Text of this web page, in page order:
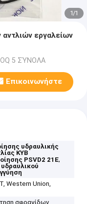
1/1
εργαλείων
5 ΣΎΝΟΛΑ
Επικοινωνήστε
υδραυλικής
KYB
PSVD2 21E,
Western Union,
σφραγίδων